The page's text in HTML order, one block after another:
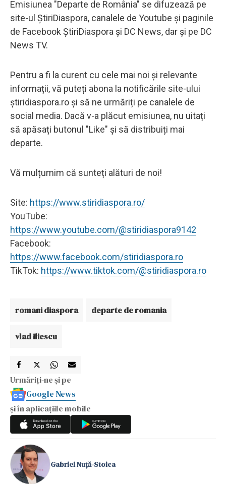
Emisiunea "Departe de România" se difuzează pe
site-ul ȘtiriDiaspora, canalele de Youtube și paginile
de Facebook ȘtiriDiaspora și DC News, dar și pe DC
News TV.
Pentru a fi la curent cu cele mai noi și relevante
informații, vă puteți abona la notificările site-ului
știridiaspora.ro și să ne urmăriți pe canalele de
social media. Dacă v-a plăcut emisiunea, nu uitați
să apăsați butonul "Like" și să distribuiți mai
departe.
Vă mulțumim că sunteți alături de noi!
Site: https://www.stiridiaspora.ro/
YouTube:
https://www.youtube.com/@stiridiaspora9142
Facebook:
https://www.facebook.com/stiridiaspora.ro
TikTok: https://www.tiktok.com/@stiridiaspora.ro
romani diaspora departe de romania
vlad iliescu
Urmăriți-ne și pe
Google News
și în aplicațiile mobile
Gabriel Nuță-Stoica